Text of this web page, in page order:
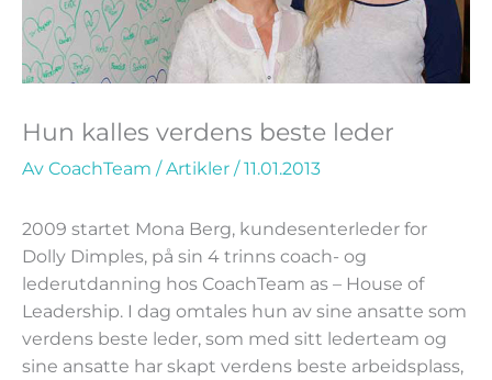
Hun kalles verdens beste leder
Av CoachTeam /Artikler /11.01.2013
2009 startet Mona Berg, kundesenterleder for
Dolly Dimples, på sin 4 trinns coach- og
lederutdanning hos CoachTeam as – House of
Leadership. I dag omtales hun av sine ansatte som
verdens beste leder, som med sitt lederteam og
sine ansatte har skapt verdens beste arbeidsplass,